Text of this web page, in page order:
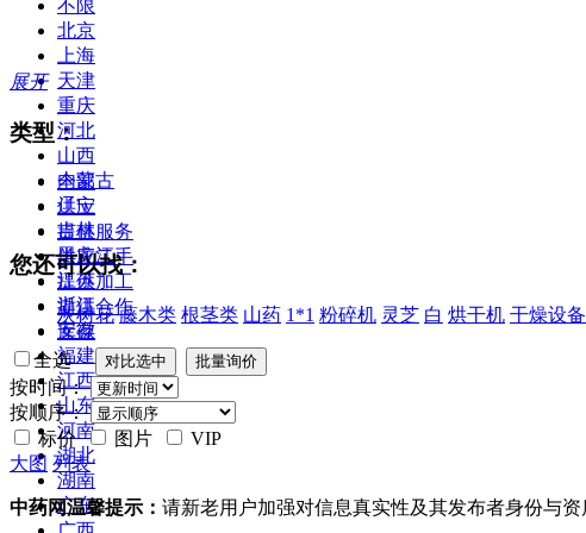
不限
北京
上海
天津
重庆
河北
山西
内蒙古
辽宁
吉林
黑龙江
江苏
浙江
安徽
福建
江西
山东
河南
湖北
湖南
广东
展开
类型：
全部
供应
提供服务
供应二手
提供加工
提供合作
库存
您还可以找：
灰树花 藤木类 根茎类 山药 1*1 粉碎机 灵芝 白 烘干机 干燥设备
全选
按时间：
按顺序：
标价
图片
VIP
大图 列表
中药网温馨提示： 请新老用户加强对信息真实性及其发布者身份与